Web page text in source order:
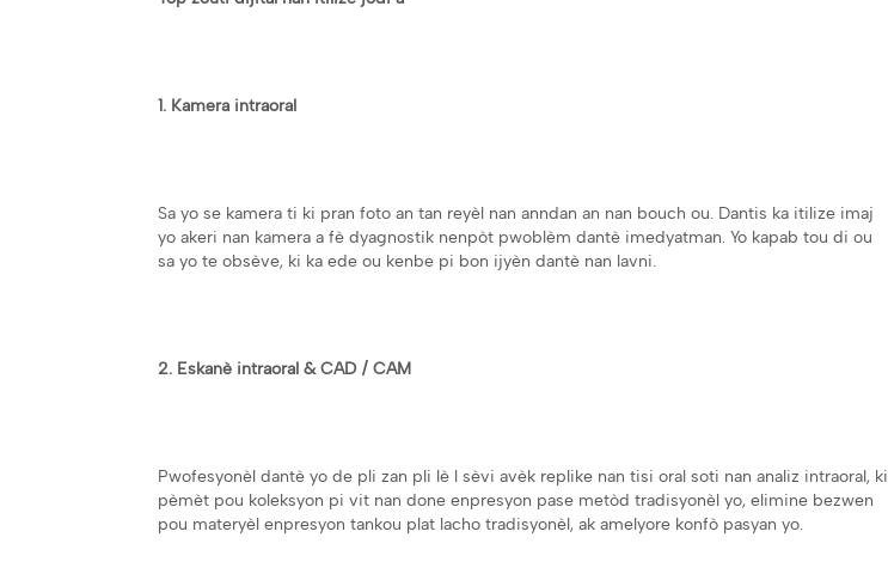
1. Kamera intraoral
Sa yo se kamera ti ki pran foto an tan reyèl nan anndan an nan bouch ou. Dantis ka itilize imaj
yo akeri nan kamera a fè dyagnostik nenpòt pwoblèm dantè imedyatman. Yo kapab tou di ou
sa yo te obsève, ki ka ede ou kenbe pi bon ijyèn dantè nan lavni.
2. Eskanè intraoral & CAD / CAM
Pwofesyonèl dantè yo de pli zan pli lè l sèvi avèk replike nan tisi oral soti nan analiz intraoral, ki
pèmèt pou koleksyon pi vit nan done enpresyon pase metòd tradisyonèl yo, elimine bezwen
pou materyèl enpresyon tankou plat lacho tradisyonèl, ak amelyore konfò pasyan yo.